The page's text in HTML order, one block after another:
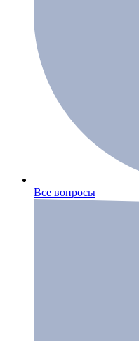
Все вопросы